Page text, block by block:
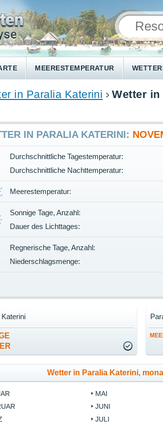
MEERESTEMPERATUR
in Paralia Katerini
Wetter
IN PARALIA KATERINI:
Durchschnittliche Tagestemperatur:
Durchschnittliche Nachttemperatur:
Meerestemperatur:
Sonnige Tage, Anzahl:
Dauer des Lichttages:
Regnerische Tage, Anzahl:
Niederschlagsmenge:
Wetter in Paralia Katerini,
MAI
JUNI
JULI